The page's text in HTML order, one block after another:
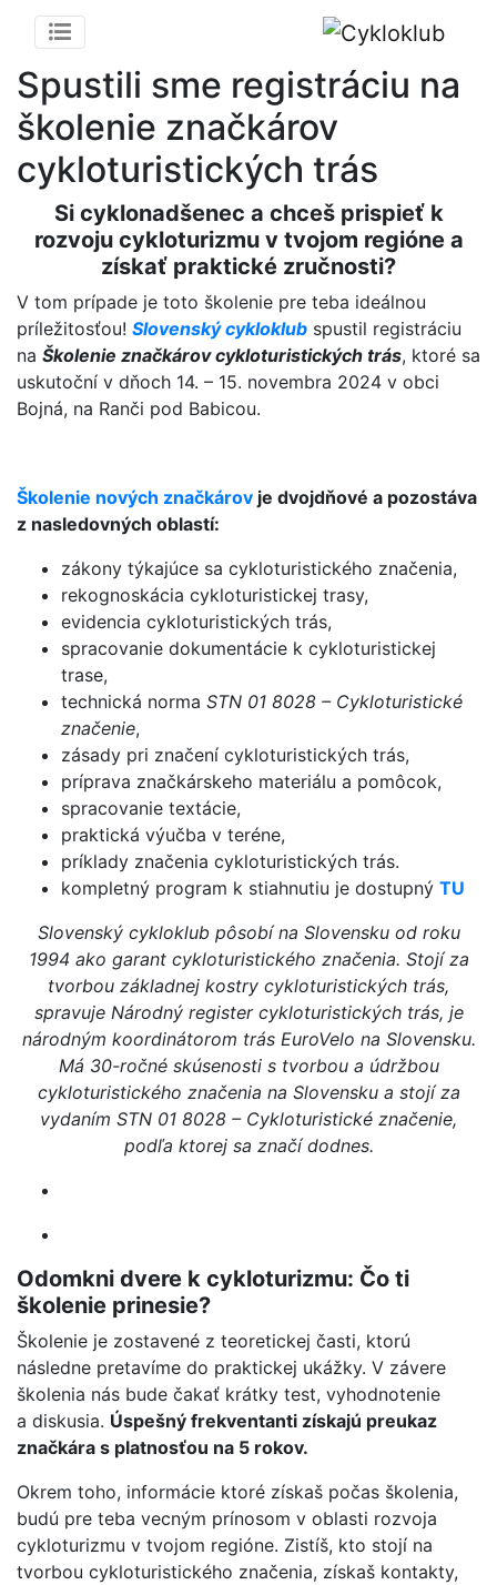
Spustili sme registráciu na
školenie značkárov
cykloturistických trás
Si cyklonadšenec a chceš prispieť k
rozvoju cykloturizmu v tvojom regióne a
získať praktické zručnosti?
V tom prípade je toto školenie pre teba ideálnou
príležitosťou! Slovenský cykloklub spustil registráciu
na Školenie značkárov cykloturistických trás, ktoré sa
uskutoční v dňoch 14. – 15. novembra 2024 v obci
Bojná, na Ranči pod Babicou.
Školenie nových značkárov je dvojdňové a pozostáva
z nasledovných oblastí:
zákony týkajúce sa cykloturistického značenia,
rekognoskácia cykloturistickej trasy,
evidencia cykloturistických trás,
spracovanie dokumentácie k cykloturistickej
trase,
technická norma STN 01 8028 – Cykloturistické
značenie,
zásady pri značení cykloturistických trás,
príprava značkárskeho materiálu a pomôcok,
spracovanie textácie,
praktická výučba v teréne,
príklady značenia cykloturistických trás.
kompletný program k stiahnutiu je dostupný TU
Slovenský cykloklub pôsobí na Slovensku od roku
1994 ako garant cykloturistického značenia. Stojí za
tvorbou základnej kostry cykloturistických trás,
spravuje Národný register cykloturistických trás, je
národným koordinátorom trás EuroVelo na Slovensku.
Má 30-ročné skúsenosti s tvorbou a údržbou
cykloturistického značenia na Slovensku a stojí za
vydaním STN 01 8028 – Cykloturistické značenie,
podľa ktorej sa značí dodnes.
Odomkni dvere k cykloturizmu: Čo ti
školenie prinesie?
Školenie je zostavené z teoretickej časti, ktorú
následne pretavíme do praktickej ukážky. V závere
školenia nás bude čakať krátky test, vyhodnotenie
a diskusia. Úspešný frekventanti získajú preukaz
značkára s platnosťou na 5 rokov.
Okrem toho, informácie ktoré získaš počas školenia,
budú pre teba vecným prínosom v oblasti rozvoja
cykloturizmu v tvojom regióne. Zistíš, kto stojí na
tvorbou cykloturistického značenia, získaš kontakty,